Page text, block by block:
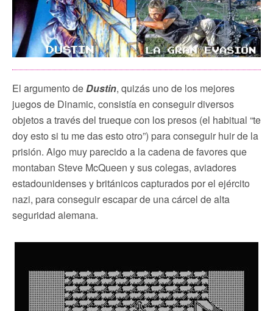
El argumento de Dustin, quizás uno de los mejores
juegos de Dinamic, consistía en conseguir diversos
objetos a través del trueque con los presos (el habitual “te
doy esto si tu me das esto otro”) para conseguir huir de la
prisión. Algo muy parecido a la cadena de favores que
montaban Steve McQueen y sus colegas, aviadores
estadounidenses y británicos capturados por el ejército
nazi, para conseguir escapar de una cárcel de alta
seguridad alemana.